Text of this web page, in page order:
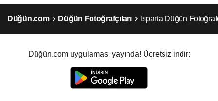
Düğün.com Düğün Fotoğrafçıları Isparta Düğün
Düğün.com uygulaması yayında! Ücretsiz indir: